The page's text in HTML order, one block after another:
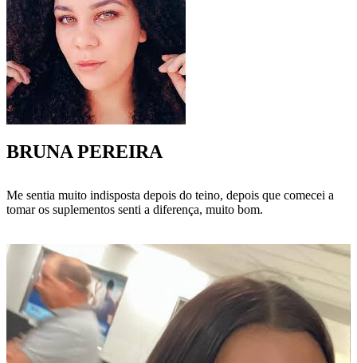
BRUNA PEREIRA
Me sentia muito indisposta depois do teino, depois que comecei a
tomar os suplementos senti a diferença, muito bom.